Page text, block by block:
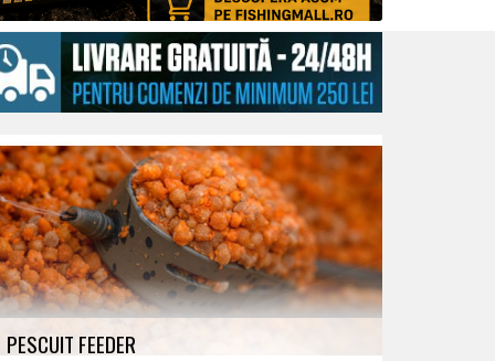
PESCUIT FEEDER